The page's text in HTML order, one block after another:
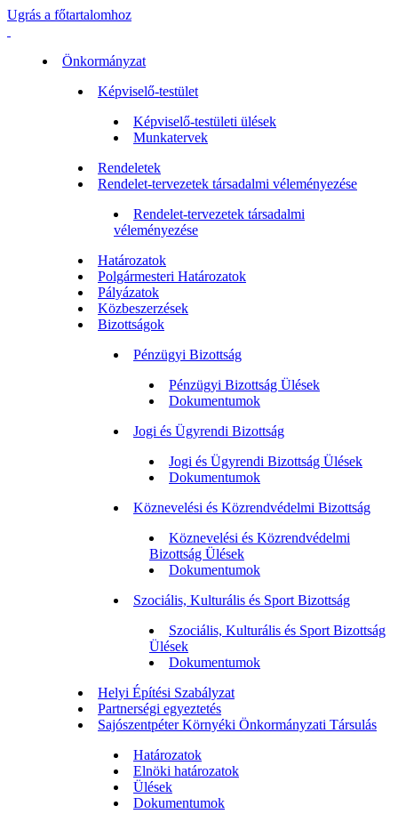
Ugrás a főtartalomhoz
Önkormányzat
Képviselő-testület
Képviselő-testületi ülések
Munkatervek
Rendeletek
Rendelet-tervezetek társadalmi véleményezése
Rendelet-tervezetek társadalmi
véleményezése
Határozatok
Polgármesteri Határozatok
Pályázatok
Közbeszerzések
Bizottságok
Pénzügyi Bizottság
Pénzügyi Bizottság Ülések
Dokumentumok
Jogi és Ügyrendi Bizottság
Jogi és Ügyrendi Bizottság Ülések
Dokumentumok
Köznevelési és Közrendvédelmi Bizottság
Köznevelési és Közrendvédelmi
Bizottság Ülések
Dokumentumok
Szociális, Kulturális és Sport Bizottság
Szociális, Kulturális és Sport Bizottság
Ülések
Dokumentumok
Helyi Építési Szabályzat
Partnerségi egyeztetés
Sajószentpéter Környéki Önkormányzati Társulás
Határozatok
Elnöki határozatok
Ülések
Dokumentumok